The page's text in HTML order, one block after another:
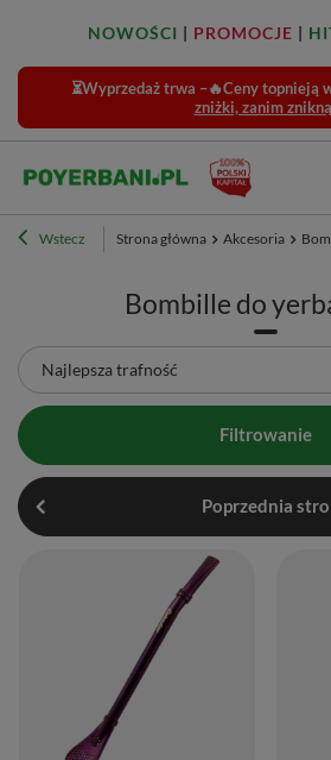
NOWOŚCI | PROMOCJE |
⏳Wyprzedaż trwa –🔥Ceny topnieją
zniżki, zanim
Wstecz Strona główna Akcesoria
Bombille do
Zmień sortowanie
Najlepsza trafność
Filtrowanie
Poprzednia